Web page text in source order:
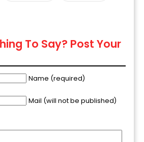
To Say? Post Your
Name (required)
Mail (will not be published)